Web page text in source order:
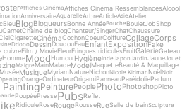
Affiches CinémaAffiches Cinéma RessemblancesAlcool
AnniversaireAquarelleArbreArticleAsieAtelier
BleuBlogBlogueursBonne AnnéeBouche BouletJobShop
CarnetChaine de blogChanteur/SingerChatChaussure
CigaretteCinémaCochonCoeurCoiffureCollageCorps
DdoooDessinDoudouEauEnfantExpositionFake
cuivreFilm / MovieFleurFringues ridiculesFruitGalerieGateau
HommeMoodHumourHygièneInde Japon JardinJaune Jouet
Maigre MainMaladeModelMaquetteBeauté & Maquillage
MuséeMusiqueMyriamNatureNichonNicole Kidman NoëlNoir
OrangeOrdinateurOrigamiPanneauParéidolieParfum
PaintingPeinturePeoplePhotoPhotoshopPicto
PoupéePressePubsReflet
RidiculeRoseRougeRousseRueSalle de bainSculpture